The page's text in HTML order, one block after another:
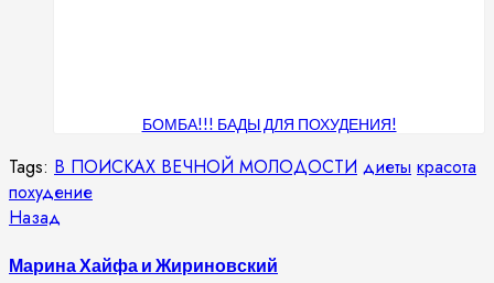
БОМБА!!! БАДЫ ДЛЯ ПОХУДЕНИЯ!
Tags: В ПОИСКАХ ВЕЧНОЙ МОЛОДОСТИ диеты красота
похудение
Продолжить
чтение
Назад
Марина Хайфа и Жириновский